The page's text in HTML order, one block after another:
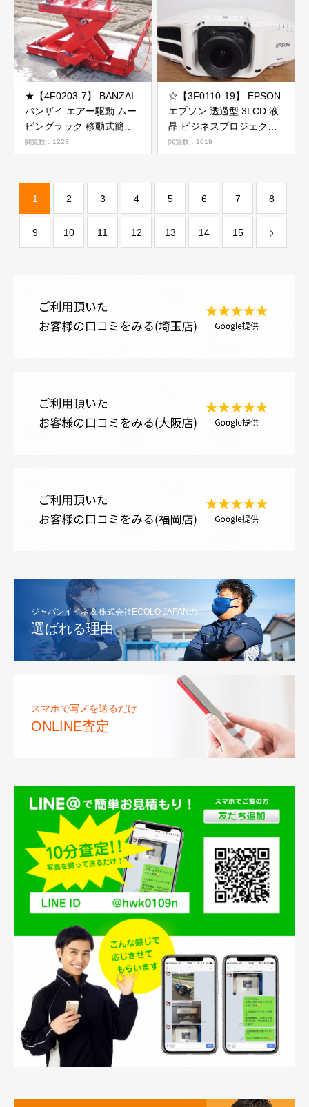
★【4F0203-7】 BANZAI
バンザイ エアー駆動 ムー
ビングラック 移動式簡易
リフト トラックリフト
15Ton トン MRM-150L 動
閲覧数：1223
☆【3F0110-19】 EPSON
エプソン 透過型 3LCD 液
晶 ビジネスプロジェクタ
ー EB-G7000W 100V 投影
OK レンズ ELPLM08 ラン
ジャンク
閲覧数：1019
1 2 3 4 5 6 7 8
9 10 11 12 13 14 15
ジャパンイイネ & 株式会社ECOLO JAPANの
選ばれる理由
スマホで写メを送るだけ
ONLINE査定